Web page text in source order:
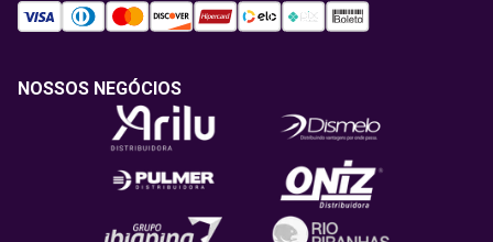
NOSSOS NEGÓCIOS